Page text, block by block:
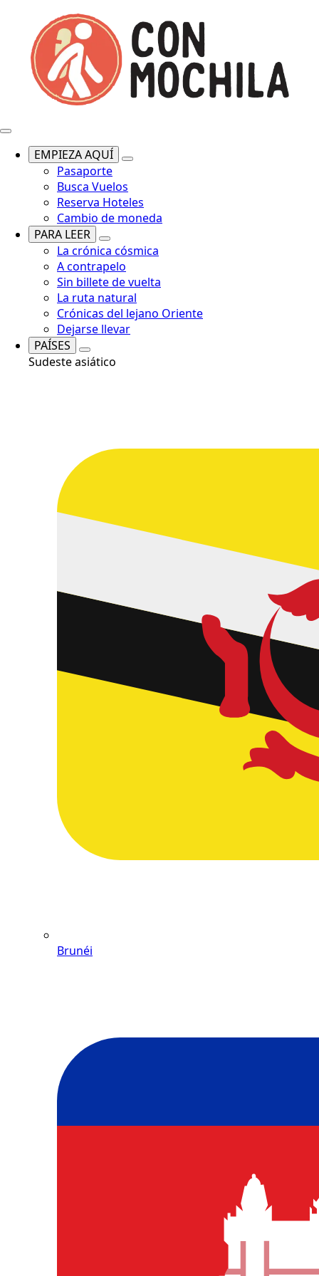
EMPIEZA AQUÍ
Pasaporte
Busca Vuelos
Reserva Hoteles
Cambio de moneda
PARA LEER
La crónica cósmica
A contrapelo
Sin billete de vuelta
La ruta natural
Crónicas del lejano Oriente
Dejarse llevar
PAÍSES
Sudeste asiático
Brunéi